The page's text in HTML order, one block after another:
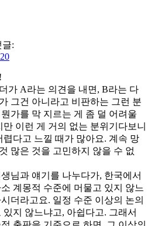
글:
가 A라는 의견을 내면, B라는 다
그건 아니라고 비판하는 그런 분
가를 막 지르는 게 좀 덜 어려울
만 이런 게 거의 없는 분위기다보니
렵다고 느낄 때가 많아요. 계속 망
많은 것을 고민하지 않을 수 없
님과 얘기를 나누다가, 한국에서
계몽적 수준에 머물고 있지 않느
더라고요. 일정 수준 이상의 논의
있지 않느냐고, 아쉽다고. 그래서